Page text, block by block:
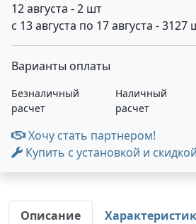
12 августа - 2 шт
с 13 августа по 17 августа - 3127
Варианты оплаты
Безналичный
расчет
Наличный
расчет
Хочу стать партнером!
Купить с установкой и
Описание